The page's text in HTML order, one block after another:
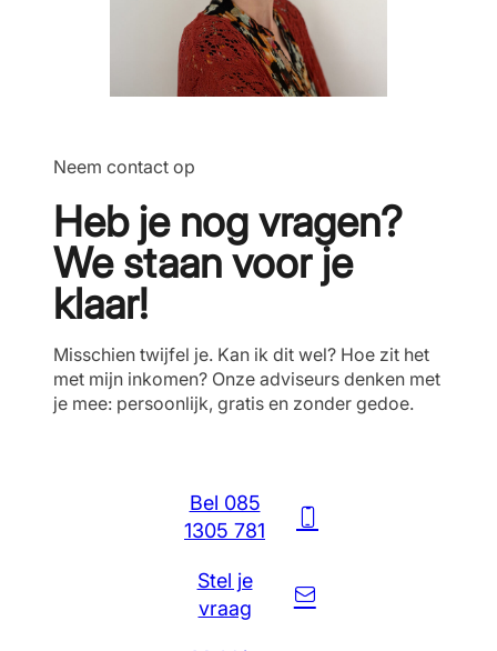
Neem contact op
Heb je nog vragen?
We staan voor je
klaar!
Misschien twijfel je. Kan ik dit wel? Hoe zit het
met mijn inkomen? Onze adviseurs denken met
je mee: persoonlijk, gratis en zonder gedoe.
Bel 085
1305 781
Stel je
vraag